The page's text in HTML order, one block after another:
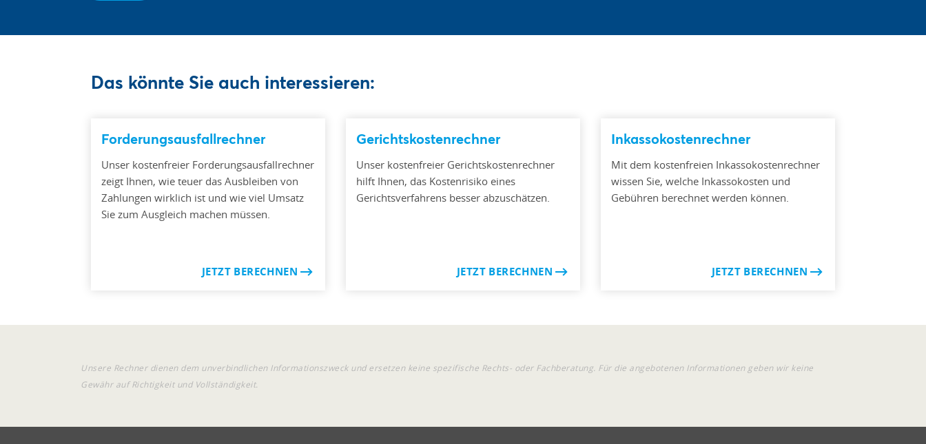
Das könnte Sie auch interessieren:
Forderungsausfallrechner
Unser kostenfreier Forderungsausfallrechner
zeigt Ihnen, wie teuer das Ausbleiben von
Zahlungen wirklich ist und wie viel Umsatz
Sie zum Ausgleich machen müssen.
JETZT BERECHNEN
Gerichtskostenrechner
Unser kostenfreier Gerichtskostenrechner
hilft Ihnen, das Kostenrisiko eines
Gerichtsverfahrens besser abzuschätzen.
JETZT BERECHNEN
Inkassokostenrechner
Mit dem kostenfreien Inkassokostenrechner
wissen Sie, welche Inkassokosten und
Gebühren berechnet werden können.
JETZT BERECHNEN
Unsere Rechner dienen dem unverbindlichen Informationszweck und ersetzen keine spezifische Rechts- oder Fachberatung. Für die angebotenen Informationen geben wir keine
Gewähr auf Richtigkeit und Vollständigkeit.